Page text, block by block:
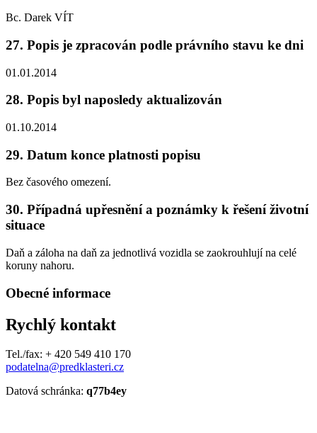
Bc. Darek VÍT
27. Popis je zpracován podle právního stavu ke dni
01.01.2014
28. Popis byl naposledy aktualizován
01.10.2014
29. Datum konce platnosti popisu
Bez časového omezení.
30. Případná upřesnění a poznámky k řešení životní
situace
Daň a záloha na daň za jednotlivá vozidla se zaokrouhlují na celé
koruny nahoru.
Obecné informace
Rychlý kontakt
Tel./fax: + 420 549 410 170
podatelna@predklasteri.cz
Datová schránka: q77b4ey